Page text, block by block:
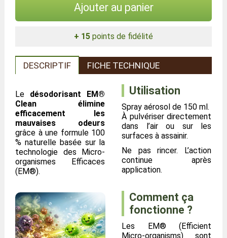
Ajouter au panier
+ 15 points de fidélité
DESCRIPTIF FICHE TECHNIQUE
Le désodorisant EM®
Clean élimine
efficacement les
mauvaises odeurs
grâce à une formule 100
% naturelle basée sur la
technologie des Micro-
organismes Efficaces
(EM®).
Utilisation
Spray aérosol de 150 ml.
À pulvériser directement
dans l’air ou sur les
surfaces à assainir.
Ne pas rincer. L’action
continue après
application.
Comment ça
fonctionne ?
Les EM® (Efficient
Micro-organisms) sont